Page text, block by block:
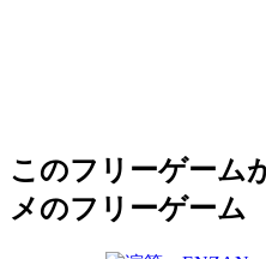
このフリーゲーム
メのフリーゲーム